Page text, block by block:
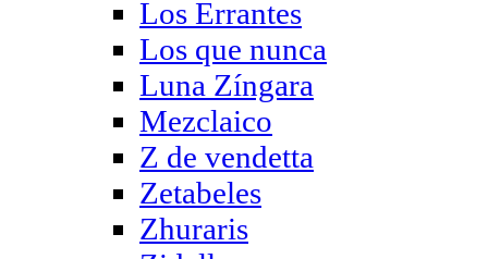
Los Errantes
Los que nunca
Luna Zíngara
Mezclaico
Z de vendetta
Zetabeles
Zhuraris